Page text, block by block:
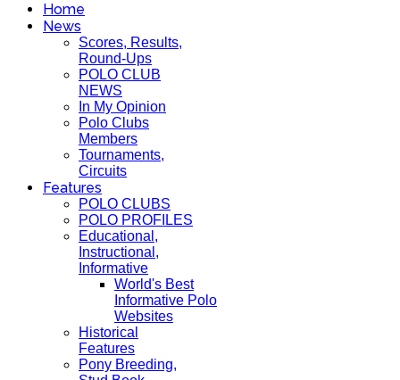
Home
News
Scores, Results,
Round-Ups
POLO CLUB
NEWS
In My Opinion
Polo Clubs
Members
Tournaments,
Circuits
Features
POLO CLUBS
POLO PROFILES
Educational,
Instructional,
Informative
World's Best
Informative Polo
Websites
Historical
Features
Pony Breeding,